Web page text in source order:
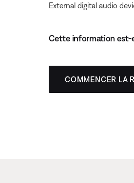
External digital audio
Cette information est-
COMMENCER LA